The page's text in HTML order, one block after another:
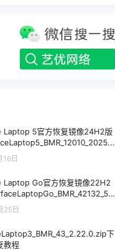
Laptop 5官方恢复镜像24H2版
网盘下载
16日
Laptop Go官方恢复镜像22H2
盘下载
25日
下
教程